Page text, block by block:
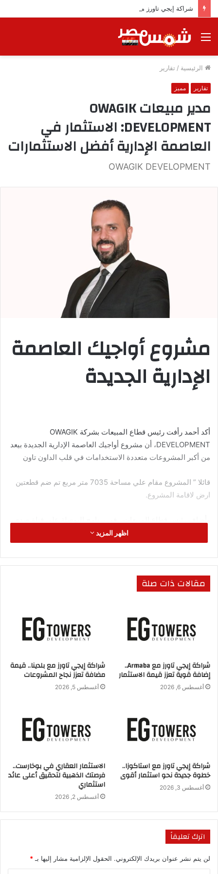
شراكة إيجي تاورز مع بلدينا.. قيمة مضافة تعزز نجاح المشروعات
القائمة
الرئيسية / تقارير
تقارير مميز
مدير مبيعات OWAGIK
DEVELOPMENT: الاستثمار في
العاصمة الإدارية أفضل الاستثمارات
OWAGIK DEVELOPMENT
مشروع أواجيك العاصمة
الإدارية الجديدة
أكد أحمد رأفت رئيس قطاع المبيعات بشركة OWAGIK
DEVELOPMENT، أن مشروع أواجيك العاصمة الإدارية الجديدة بيعد
من أكبر المشروعات متعددة الاستخدامات في قلب الداون تاون
قائلا ” المشروع مقام علي مساحة 7035 متر مربع تم ضم قطعتين
ارض لاقامة المشروع.
أن الشركة اختارت موقع مميز لمشروعها الواعد حيث يقع في قلب
الداون تاون وبالتحديد في القطعة رقم MU5-36 .
علي مقربه من حي المال والاعمال وحي الوزارات،
أرضي و14 دور متكرر و4 بيزمنت يضم بداخله وحدات متنوعة النماذج
” تجارية وإدارية وطبية وسكنية فندقية”،
الاستثمارات في الوقت الحالي.
Developments في السوق العقاري، بداية من عام 2001، وكان
ذلك في إطار الإدارة الهندسية والمقاولات والإنشاءات العامة، الأمر
كما أنها تابعة للشركة الأم جلوبال العقارية، وهي واحدة من أضخم
شركات المقاولات في مصر ودبي وتركيا، حيث تتبنى روح الإبداع
والابتكار وتبحث عن القيمة المضافة لعملائها.
كما عقدت خلال تلك السنوات الطويلة الكثير من الشراكات الناجحة
والتي كانت سببًا في إضفاء لمسة مختلفة ومميزة على مشروعاتها،
فعقدت شراكة مع مكتب DCI PLUS للتصميم الهندسي، لتولي
المسؤولية الإنشائية في المشروع، كذلك عقد الشراكة مع شركة
اظهر المزيد
مقالات ذات صلة
شراكة إيجي تاورز مع Armaba..
إضافة قوية تعزز قيمة الاستثمار
أغسطس 6, 2026
شراكة إيجي تاورز مع بلدينا.. قيمة
مضافة تعزز نجاح المشروعات
أغسطس 5, 2026
شراكة إيجي تاورز مع استاكوزا..
خطوة جديدة نحو استثمار أقوى
أغسطس 3, 2026
الاستثمار العقاري في بوخارست..
فرصتك الذهبية لتحقيق أعلى عائد
استثماري
أغسطس 2, 2026
اترك تعليقاً
لن يتم نشر عنوان بريدك الإلكتروني. الحقول الإلزامية مشار إليها بـ *